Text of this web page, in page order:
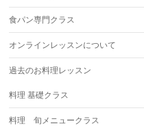
食パン専門クラス
オンラインレッスンについて
過去のお料理レッスン
料理 基礎クラス
料理 旬メニュークラス